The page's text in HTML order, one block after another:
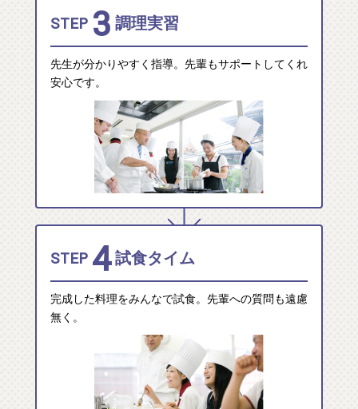
STEP 3 調理実習
先生が分かりやすく指導。先輩もサポートしてくれ
安心です。
STEP 4 試食タイム
完成した料理をみんなで試食。先輩への質問も遠慮
無く。